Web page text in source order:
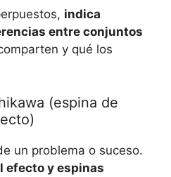
indica
entre conjuntos
y qué los
(espina de
un problema o suceso.
efecto y espinas